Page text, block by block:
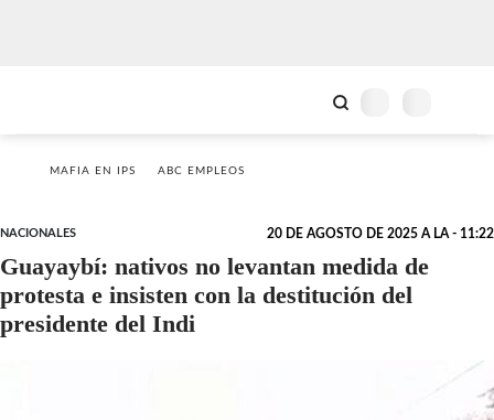
MAFIA EN IPS ABC EMPLEOS
NACIONALES 20 DE AGOSTO DE 2025 A LA - 11:22
Guayaybí: nativos no levantan medida de
protesta e insisten con la destitución del
presidente del Indi